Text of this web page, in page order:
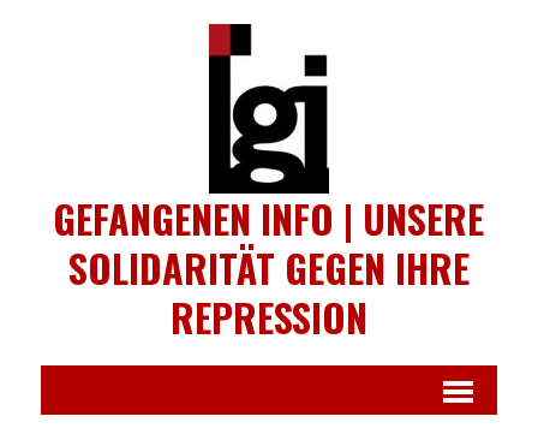
GEFANGENEN INFO | UNSERE
SOLIDARITÄT GEGEN IHRE
REPRESSION